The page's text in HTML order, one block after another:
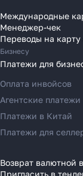
Переводы в
Переводы в Венгрию
Переводы в
Переводы в Грецию
Переводы в
Переводы в
Переводы в
Переводы в Италию
Переводы в Латвию
Международные
Менеджер-чек
Переводы на
Бизнесу
Платежи для
Оплата инвойсов
Агентские платежи
Платежи в Китай
Платежи для
Возврат валютной
Пригласить в